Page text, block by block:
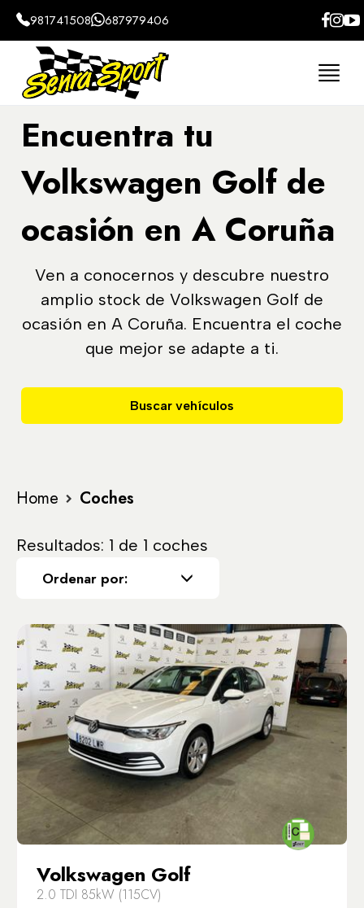
981741508 687979406
Encuentra tu
Volkswagen Golf de
ocasión en A Coruña
Ven a conocernos y descubre nuestro
amplio stock de Volkswagen Golf de
ocasión en A Coruña. Encuentra el coche
que mejor se adapte a ti.
Buscar vehículos
Home Coches
Resultados: 1 de 1 coches
Ordenar por:
Volkswagen Golf
2.0 TDI 85kW (115CV)